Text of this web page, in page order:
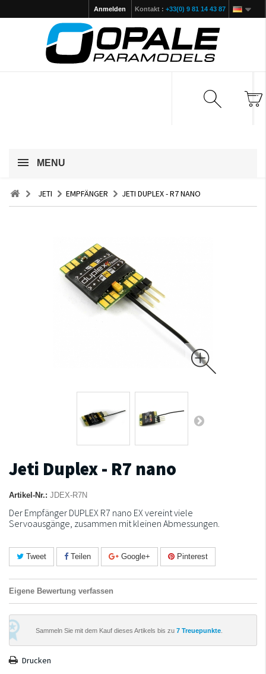
Kontakt : +33(0) 9 81 14 43 87
Anmelden
MENU
JETI EMPFÄNGER JETI DUPLEX - R7 NANO
Jeti Duplex - R7 nano
Artikel-Nr.: JDEX-R7N
Der Empfänger DUPLEX R7 nano EX vereint viele
Servoausgänge, zusammen mit kleinen Abmessungen.
Tweet Teilen Google+ Pinterest
Eigene Bewertung verfassen
Sammeln Sie mit dem Kauf dieses Artikels bis zu 7 Treuepunkte
Drucken